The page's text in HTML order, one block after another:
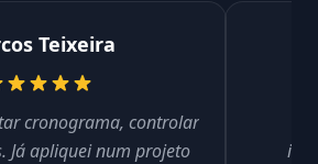
Teixeira
cronograma, controlar
Já apliquei num projeto